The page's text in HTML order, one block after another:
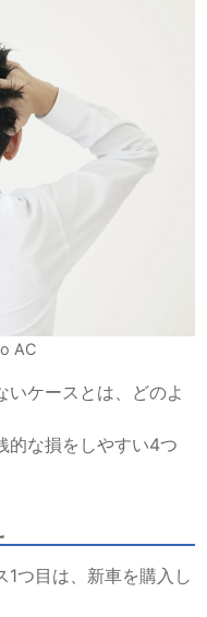
AC
いケースとは、どのよ
的な損をしやすい4つ
つ目は、新車を購入し